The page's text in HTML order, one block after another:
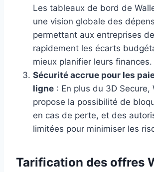
Les tableaux de bord de
une vision globale des
permettant aux entreprises
rapidement les écarts
mieux planifier leurs finances.
Sécurité accrue pour les
ligne : En plus du 3D Secure,
propose la possibilité de
en cas de perte, et des
limitées pour minimiser les
Tarification des offres